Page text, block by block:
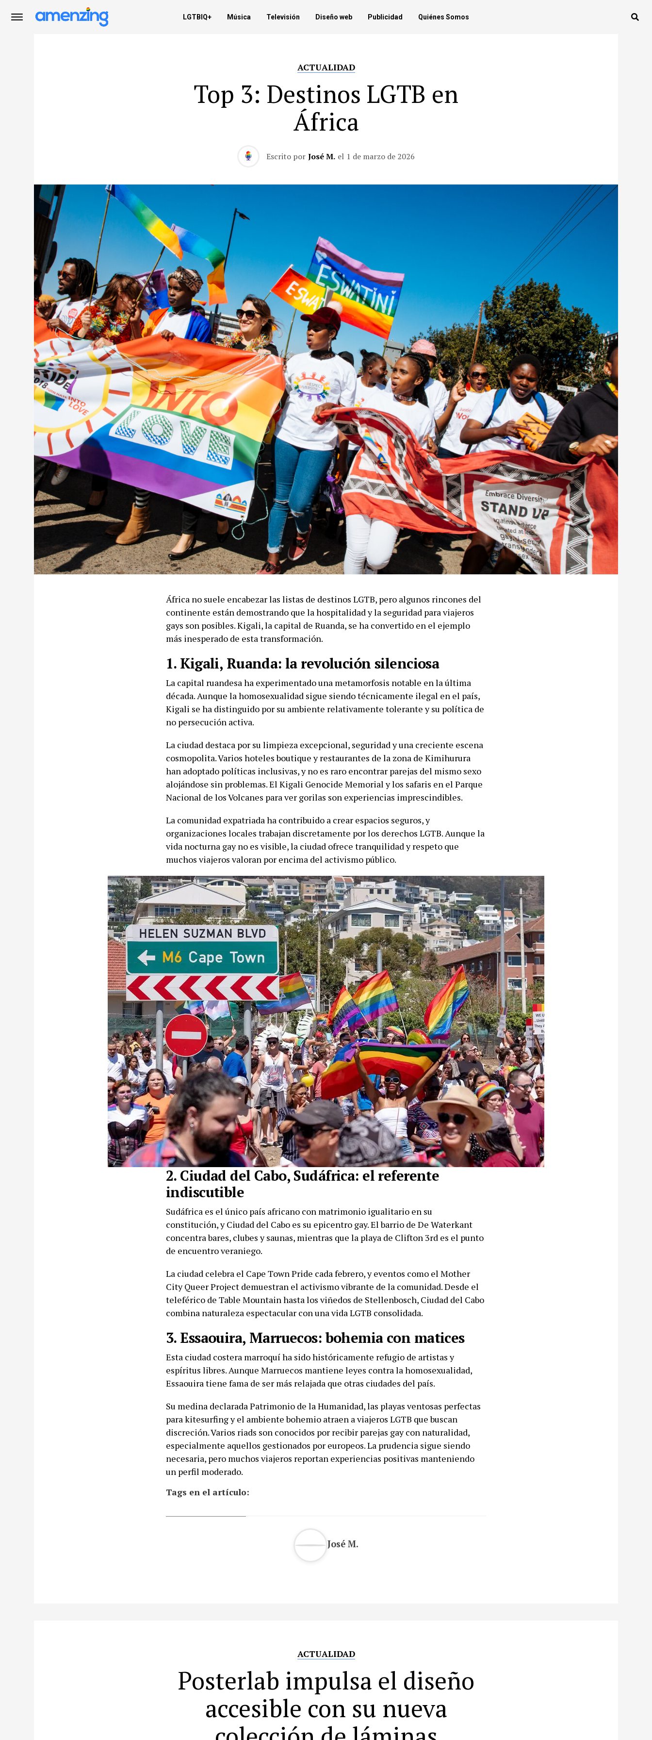
LGTBIQ+ Música Televisión Diseño web Publicidad Quiénes Somos
ACTUALIDAD
Top 3: Destinos LGTB en
África
Escrito por José M. el 1 de marzo de 2026
África no suele encabezar las listas de destinos LGTB, pero algunos rincones del
continente están demostrando que la hospitalidad y la seguridad para viajeros
gays son posibles. Kigali, la capital de Ruanda, se ha convertido en el ejemplo
más inesperado de esta transformación.
1. Kigali, Ruanda: la revolución silenciosa
La capital ruandesa ha experimentado una metamorfosis notable en la última
década. Aunque la homosexualidad sigue siendo técnicamente ilegal en el país,
Kigali se ha distinguido por su ambiente relativamente tolerante y su política de
no persecución activa.
La ciudad destaca por su limpieza excepcional, seguridad y una creciente escena
cosmopolita. Varios hoteles boutique y restaurantes de la zona de Kimihurura
han adoptado políticas inclusivas, y no es raro encontrar parejas del mismo sexo
alojándose sin problemas. El Kigali Genocide Memorial y los safaris en el Parque
Nacional de los Volcanes para ver gorilas son experiencias imprescindibles.
La comunidad expatriada ha contribuido a crear espacios seguros, y
organizaciones locales trabajan discretamente por los derechos LGTB. Aunque la
vida nocturna gay no es visible, la ciudad ofrece tranquilidad y respeto que
muchos viajeros valoran por encima del activismo público.
2. Ciudad del Cabo, Sudáfrica: el referente
indiscutible
Sudáfrica es el único país africano con matrimonio igualitario en su
constitución, y Ciudad del Cabo es su epicentro gay. El barrio de De Waterkant
concentra bares, clubes y saunas, mientras que la playa de Clifton 3rd es el punto
de encuentro veraniego.
La ciudad celebra el Cape Town Pride cada febrero, y eventos como el Mother
City Queer Project demuestran el activismo vibrante de la comunidad. Desde el
teleférico de Table Mountain hasta los viñedos de Stellenbosch, Ciudad del Cabo
combina naturaleza espectacular con una vida LGTB consolidada.
3. Essaouira, Marruecos: bohemia con matices
Esta ciudad costera marroquí ha sido históricamente refugio de artistas y
espíritus libres. Aunque Marruecos mantiene leyes contra la homosexualidad,
Essaouira tiene fama de ser más relajada que otras ciudades del país.
Su medina declarada Patrimonio de la Humanidad, las playas ventosas perfectas
para kitesurfing y el ambiente bohemio atraen a viajeros LGTB que buscan
discreción. Varios riads son conocidos por recibir parejas gay con naturalidad,
especialmente aquellos gestionados por europeos. La prudencia sigue siendo
necesaria, pero muchos viajeros reportan experiencias positivas manteniendo
un perfil moderado.
Tags en el artículo:
José M.
ACTUALIDAD
Posterlab impulsa el diseño
accesible con su nueva